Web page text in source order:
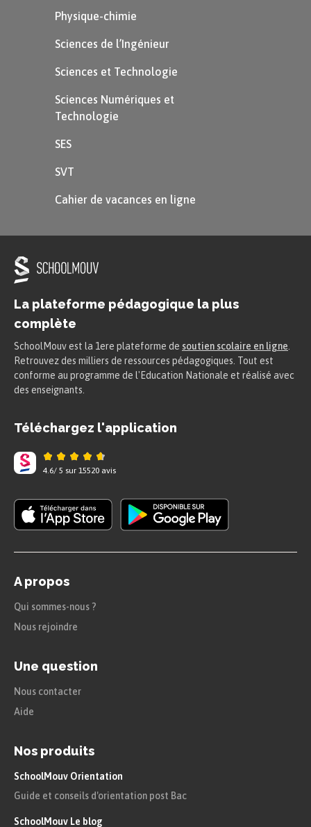
Physique-chimie
Sciences de l’Ingénieur
Sciences et Technologie
Sciences Numériques et
Technologie
SES
SVT
Cahier de vacances en ligne
La plateforme pédagogique la plus
complète
SchoolMouv est la 1ere plateforme de soutien scolaire en ligne
Retrouvez des milliers de ressources pédagogiques. Tout est
conforme au programme de l'Education Nationale et réalisé avec
des enseignants.
Téléchargez l'application
4.6/ 5 sur 15520 avis
A propos
Qui sommes-nous ?
Nous rejoindre
Une question
Nous contacter
Aide
Nos produits
SchoolMouv Orientation
Guide et conseils d'orientation post Bac
SchoolMouv Le blog